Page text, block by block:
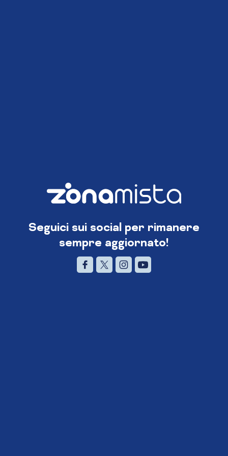
Seguici sui social per rimanere
sempre aggiornato!